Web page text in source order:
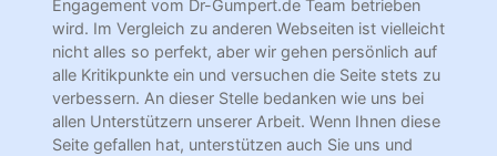
Engagement vom Dr-Gumpert.de Team betrieben
wird. Im Vergleich zu anderen Webseiten ist vielleicht
nicht alles so perfekt, aber wir gehen persönlich auf
alle Kritikpunkte ein und versuchen die Seite stets zu
verbessern. An dieser Stelle bedanken wie uns bei
allen Unterstützern unserer Arbeit. Wenn Ihnen diese
Seite gefallen hat, unterstützen auch Sie uns und